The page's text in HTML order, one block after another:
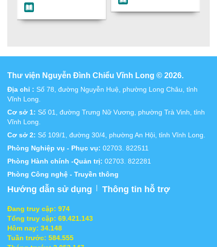
Thư viện Nguyễn Đình Chiểu Vĩnh Long © 2026.
Địa chỉ : Số 78, đường Nguyễn Huệ, phường Long Châu, tỉnh
Vĩnh Long.
Cơ sở 1: Số 01, đường Trưng Nữ Vương, phường Trà Vinh, tỉnh
Vĩnh Long.
Cơ sở 2: Số 109/1, đường 30/4, phường An Hội, tỉnh Vĩnh Long.
Phòng Nghiệp vụ - Phục vụ: 02703. 822511
Phòng Hành chính -Quản trị: 02703. 822281
Phòng Công nghệ - Truyền thông
Hướng dẫn sử dụng | Thông tin hỗ trợ
Đang truy cập: 974
Tổng truy cập: 69.421.143
Hôm nay: 34.148
Tuần trước: 584.555